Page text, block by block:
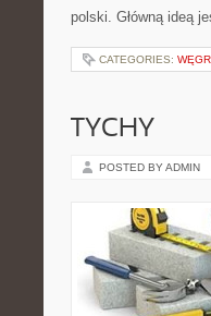
polski. Główną ideą
CATEGORIES:
TYCHY
POSTED BY ADMIN